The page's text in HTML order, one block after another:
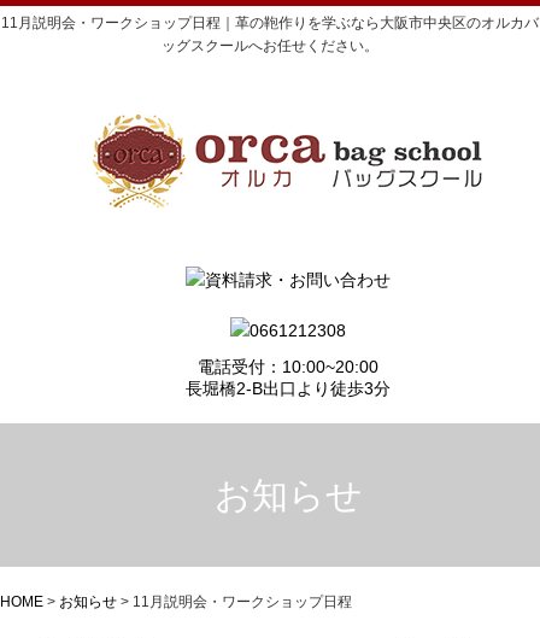
11月説明会・ワークショップ日程｜革の鞄作りを学ぶなら大阪市中央区のオルカバ
ッグスクールへお任せください。
電話受付：10:00~20:00
長堀橋2-B出口より徒歩3分
お知らせ
HOME > お知らせ > 11月説明会・ワークショップ日程